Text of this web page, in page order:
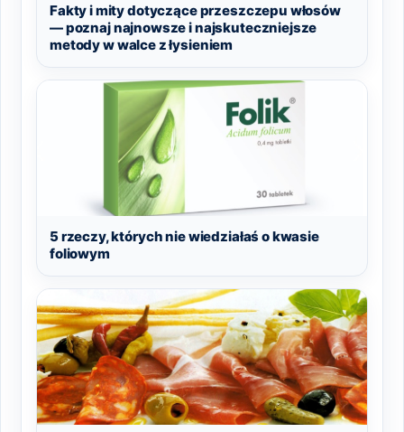
Fakty i mity dotyczące przeszczepu włosów
— poznaj najnowsze i najskuteczniejsze
metody w walce z łysieniem
5 rzeczy, których nie wiedziałaś o kwasie
foliowym